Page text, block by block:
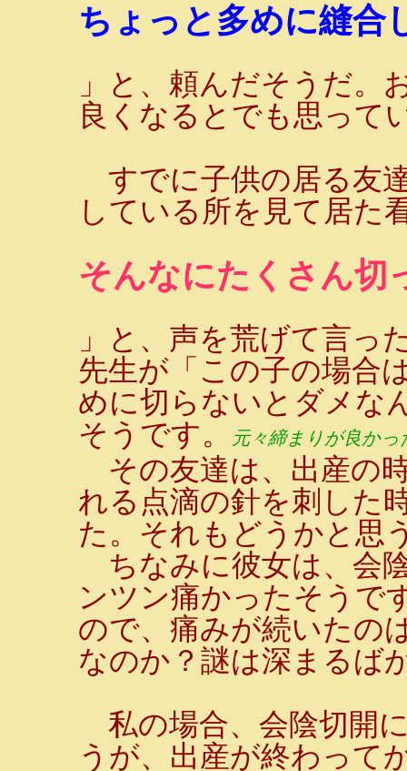
ちょっと多めに縫合
」と、頼んだそうだ。
良くなるとでも思って
すでに子供の居る友
している所を見て居た
そんなにたくさん切
」と、声を荒げて言っ
先生が「この子の場合
めに切らないとダメな
そうです。
元々締まりが良かっ
その友達は、出産の
れる点滴の針を刺した
た。それもどうかと思
ちなみに彼女は、会
ンツン痛かったそうで
ので、痛みが続いたの
なのか？謎は深まるば
私の場合、会陰切開
うが、出産が終わって